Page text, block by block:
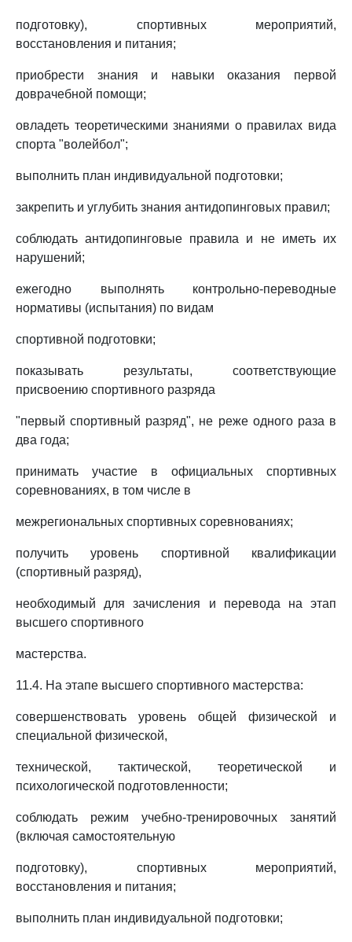
подготовку), спортивных мероприятий,
восстановления и питания;
приобрести знания и навыки оказания первой
доврачебной помощи;
овладеть теоретическими знаниями о правилах вида
спорта "волейбол";
выполнить план индивидуальной подготовки;
закрепить и углубить знания антидопинговых правил;
соблюдать антидопинговые правила и не иметь их
нарушений;
ежегодно выполнять контрольно-переводные
нормативы (испытания) по видам
спортивной подготовки;
показывать результаты, соответствующие
присвоению спортивного разряда
"первый спортивный разряд", не реже одного раза в
два года;
принимать участие в официальных спортивных
соревнованиях, в том числе в
межрегиональных спортивных соревнованиях;
получить уровень спортивной квалификации
(спортивный разряд),
необходимый для зачисления и перевода на этап
высшего спортивного
мастерства.
11.4. На этапе высшего спортивного мастерства:
совершенствовать уровень общей физической и
специальной физической,
технической, тактической, теоретической и
психологической подготовленности;
соблюдать режим учебно-тренировочных занятий
(включая самостоятельную
подготовку), спортивных мероприятий,
восстановления и питания;
выполнить план индивидуальной подготовки;